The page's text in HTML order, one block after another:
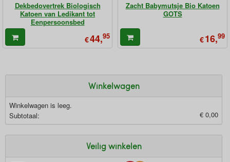
Dekbedovertrek Biologisch
Katoen van Ledikant tot
Eenpersoonsbed
€44,95
Zacht Babymutsje Bio Katoen
GOTS
€16,99
Winkelwagen
Winkelwagen is leeg.
Subtotaal:
€ 0,00
Veilig winkelen